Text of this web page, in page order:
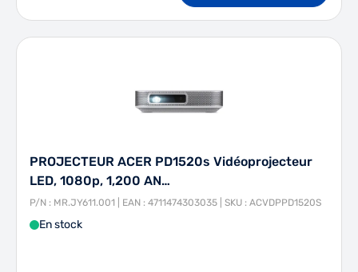
PROJECTEUR ACER PD1520s Vidéoprojecteur
LED, 1080p, 1,200 AN…
P/N : MR.JY611.001 | EAN : 4711474303035 | SKU : ACVDPPD1520S
En stock